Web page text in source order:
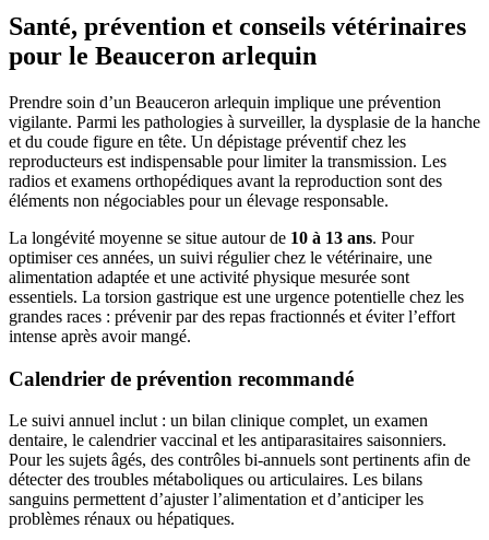
Santé, prévention et conseils vétérinaires
pour le Beauceron arlequin
Prendre soin d’un Beauceron arlequin implique une prévention
vigilante. Parmi les pathologies à surveiller, la dysplasie de la hanche
et du coude figure en tête. Un dépistage préventif chez les
reproducteurs est indispensable pour limiter la transmission. Les
radios et examens orthopédiques avant la reproduction sont des
éléments non négociables pour un élevage responsable.
La longévité moyenne se situe autour de 10 à 13 ans. Pour
optimiser ces années, un suivi régulier chez le vétérinaire, une
alimentation adaptée et une activité physique mesurée sont
essentiels. La torsion gastrique est une urgence potentielle chez les
grandes races : prévenir par des repas fractionnés et éviter l’effort
intense après avoir mangé.
Calendrier de prévention recommandé
Le suivi annuel inclut : un bilan clinique complet, un examen
dentaire, le calendrier vaccinal et les antiparasitaires saisonniers.
Pour les sujets âgés, des contrôles bi-annuels sont pertinents afin de
détecter des troubles métaboliques ou articulaires. Les bilans
sanguins permettent d’ajuster l’alimentation et d’anticiper les
problèmes rénaux ou hépatiques.